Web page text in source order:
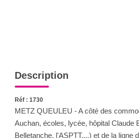
Description
Réf : 1730
METZ QUEULEU - A côté des
Auchan, écoles, lycée, hôpital Claude
Belletanche, l'ASPTT,...) et de la ligne